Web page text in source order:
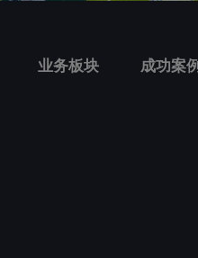
业务板块 成功案例